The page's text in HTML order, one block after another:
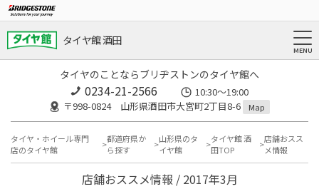
タイヤ館 酒田
タイヤのことならブリヂストンのタイヤ館へ
0234-21-2566
10:30～19:00
〒998-0824 山形県酒田市大宮町2丁目8-6
Map
タイヤ・ホイール専門
店のタイヤ館
都道府県か
ら探す
山形県のタ
イヤ館
タイヤ館 酒
田TOP
店舗おスス
メ情報
店舗おススメ情報 / 2017年3月